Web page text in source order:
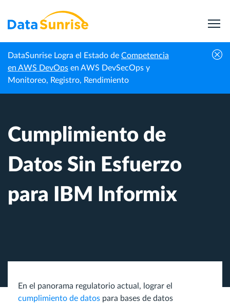
DataSunrise Logra el Estado de Competencia
en AWS DevOps en AWS DevSecOps y
Monitoreo, Registro, Rendimiento
Inicio
Centro de
Conocimiento
Cumplimiento de Datos Sin Esfuerzo para
IBM Informix
Cumplimiento de
Datos Sin Esfuerzo
para IBM Informix
En el panorama regulatorio actual, lograr el
cumplimiento de datos para bases de datos